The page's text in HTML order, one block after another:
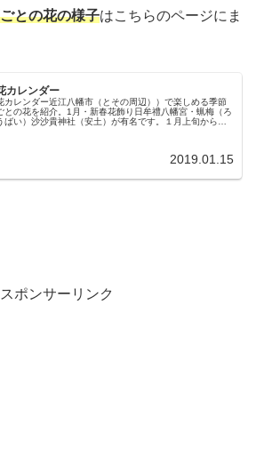
との花の様子はこちらのページにま
カレンダー
カレンダー近江八幡市（とその周辺））で楽しめる季節
との花を紹介。1月・新春花飾り日牟禮八幡宮・蝋梅（ろ
ばい）沙沙貴神社（安土）が有名です。１月上旬から２
2019.01.15
スポンサーリンク